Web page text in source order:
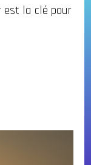
est la clé pour